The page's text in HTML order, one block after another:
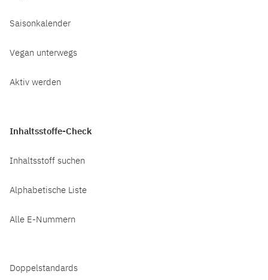
Saisonkalender
Vegan unterwegs
Aktiv werden
Inhaltsstoffe-Check
Inhaltsstoff suchen
Alphabetische Liste
Alle E-Nummern
Doppelstandards